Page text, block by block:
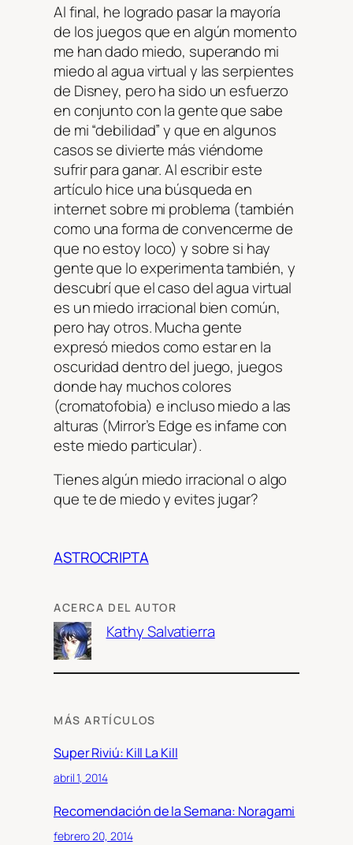
Al final, he logrado pasar la mayoría
de los juegos que en algún momento
me han dado miedo, superando mi
miedo al agua virtual y las serpientes
de Disney, pero ha sido un esfuerzo
en conjunto con la gente que sabe
de mi “debilidad” y que en algunos
casos se divierte más viéndome
sufrir para ganar. Al escribir este
artículo hice una búsqueda en
internet sobre mi problema (también
como una forma de convencerme de
que no estoy loco) y sobre si hay
gente que lo experimenta también, y
descubrí que el caso del agua virtual
es un miedo irracional bien común,
pero hay otros. Mucha gente
expresó miedos como estar en la
oscuridad dentro del juego, juegos
donde hay muchos colores
(cromatofobia) e incluso miedo a las
alturas (Mirror’s Edge es infame con
este miedo particular).
Tienes algún miedo irracional o algo
que te de miedo y evites jugar?
ASTROCRIPTA
ACERCA DEL AUTOR
Kathy Salvatierra
MÁS ARTÍCULOS
Super Riviú: Kill La Kill
abril 1, 2014
Recomendación de la Semana: Noragami
febrero 20, 2014